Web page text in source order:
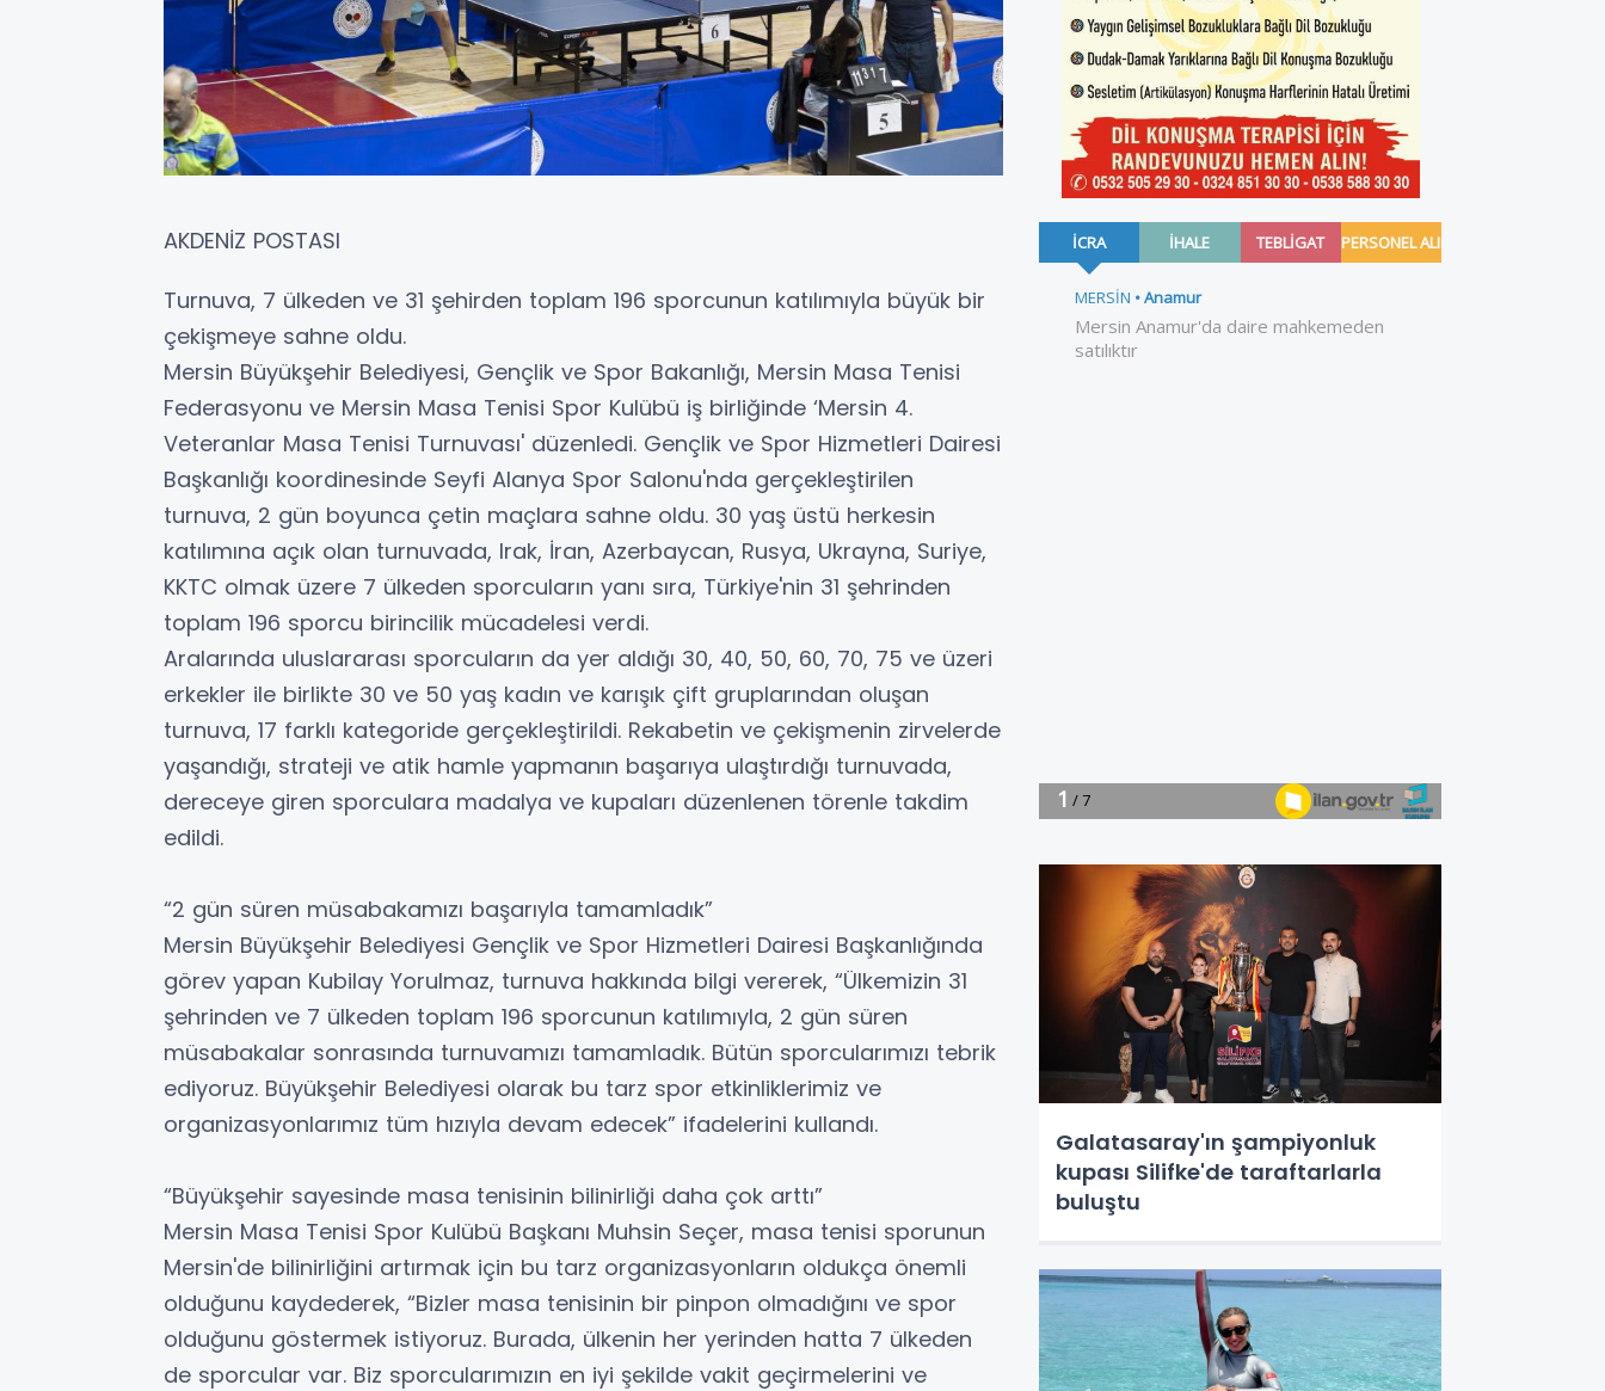
AKDENİZ POSTASI
Turnuva, 7 ülkeden ve 31 şehirden toplam 196 sporcunun katılımıyla büyük bir
çekişmeye sahne oldu.
Mersin Büyükşehir Belediyesi, Gençlik ve Spor Bakanlığı, Mersin Masa Tenisi
Federasyonu ve Mersin Masa Tenisi Spor Kulübü iş birliğinde ‘Mersin 4.
Veteranlar Masa Tenisi Turnuvası' düzenledi. Gençlik ve Spor Hizmetleri Dairesi
Başkanlığı koordinesinde Seyfi Alanya Spor Salonu'nda gerçekleştirilen
turnuva, 2 gün boyunca çetin maçlara sahne oldu. 30 yaş üstü herkesin
katılımına açık olan turnuvada, Irak, İran, Azerbaycan, Rusya, Ukrayna, Suriye,
KKTC olmak üzere 7 ülkeden sporcuların yanı sıra, Türkiye'nin 31 şehrinden
toplam 196 sporcu birincilik mücadelesi verdi.
Aralarında uluslararası sporcuların da yer aldığı 30, 40, 50, 60, 70, 75 ve üzeri
erkekler ile birlikte 30 ve 50 yaş kadın ve karışık çift gruplarından oluşan
turnuva, 17 farklı kategoride gerçekleştirildi. Rekabetin ve çekişmenin zirvelerde
yaşandığı, strateji ve atik hamle yapmanın başarıya ulaştırdığı turnuvada,
dereceye giren sporculara madalya ve kupaları düzenlenen törenle takdim
edildi.
“2 gün süren müsabakamızı başarıyla tamamladık”
Mersin Büyükşehir Belediyesi Gençlik ve Spor Hizmetleri Dairesi Başkanlığında
görev yapan Kubilay Yorulmaz, turnuva hakkında bilgi vererek, “Ülkemizin 31
şehrinden ve 7 ülkeden toplam 196 sporcunun katılımıyla, 2 gün süren
müsabakalar sonrasında turnuvamızı tamamladık. Bütün sporcularımızı tebrik
ediyoruz. Büyükşehir Belediyesi olarak bu tarz spor etkinliklerimiz ve
organizasyonlarımız tüm hızıyla devam edecek” ifadelerini kullandı.
“Büyükşehir sayesinde masa tenisinin bilinirliği daha çok arttı”
Mersin Masa Tenisi Spor Kulübü Başkanı Muhsin Seçer, masa tenisi sporunun
Mersin'de bilinirliğini artırmak için bu tarz organizasyonların oldukça önemli
olduğunu kaydederek, “Bizler masa tenisinin bir pinpon olmadığını ve spor
olduğunu göstermek istiyoruz. Burada, ülkenin her yerinden hatta 7 ülkeden
de sporcular var. Biz sporcularımızın en iyi şekilde vakit geçirmelerini ve
Galatasaray'ın şampiyonluk
kupası Silifke'de taraftarlarla
buluştu